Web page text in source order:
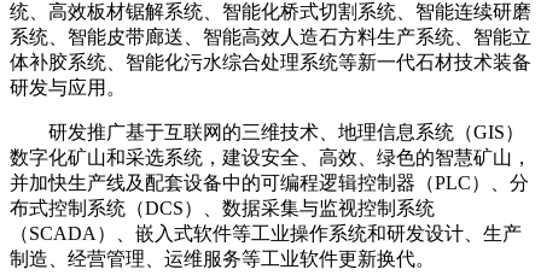
统、高效板材锯解系统、智能化桥式切割系统、智能连续研磨
系统、智能皮带廊送、智能高效人造石方料生产系统、智能立
体补胶系统、智能化污水综合处理系统等新一代石材技术装备
研发与应用。
研发推广基于互联网的三维技术、地理信息系统（GIS）
数字化矿山和采选系统，建设安全、高效、绿色的智慧矿山，
并加快生产线及配套设备中的可编程逻辑控制器（PLC）、分
布式控制系统（DCS）、数据采集与监视控制系统
（SCADA）、嵌入式软件等工业操作系统和研发设计、生产
制造、经营管理、运维服务等工业软件更新换代。